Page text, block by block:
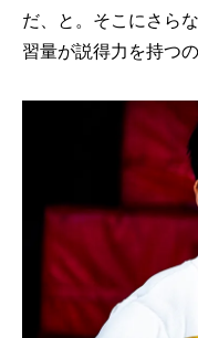
だ、と。そこにさら
習量が説得力を持つの